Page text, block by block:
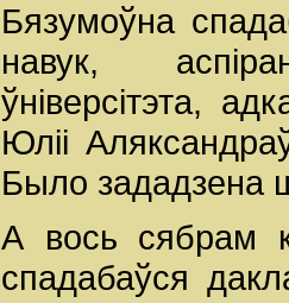
Бязумоўна
навук,
ўніверсітэта,
Юліі
Было зададзена
А вось сябрам
спадабаўся